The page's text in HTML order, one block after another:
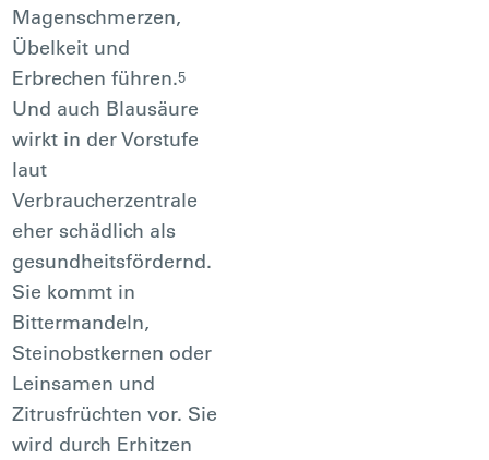
Magenschmerzen,
Übelkeit und
Erbrechen führen.5
Und auch Blausäure
wirkt in der Vorstufe
laut
Verbraucherzentrale
eher schädlich als
gesundheitsfördernd.
Sie kommt in
Bittermandeln,
Steinobstkernen oder
Leinsamen und
Zitrusfrüchten vor. Sie
wird durch Erhitzen